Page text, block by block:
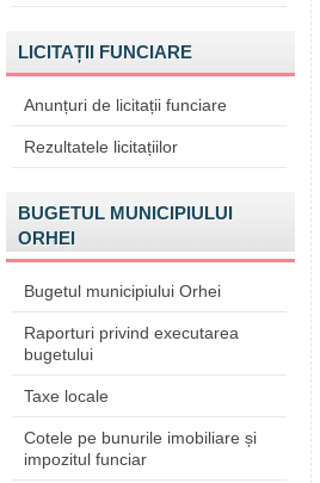
LICITAȚII FUNCIARE
Anunțuri de licitații funciare
Rezultatele licitațiilor
BUGETUL MUNICIPIULUI
ORHEI
Bugetul municipiului Orhei
Raporturi privind executarea
bugetului
Taxe locale
Cotele pe bunurile imobiliare și
impozitul funciar